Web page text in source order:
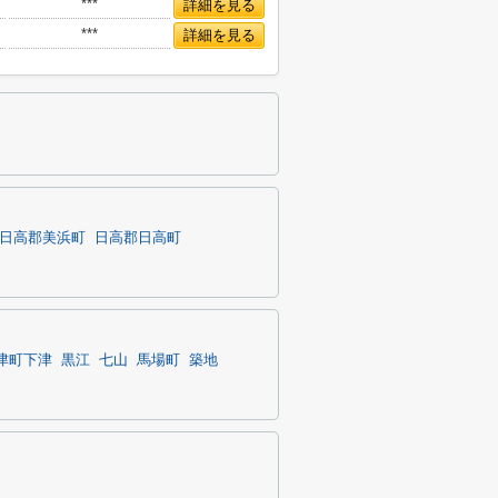
***
詳細を見る
***
詳細を見る
日高郡美浜町 日高郡日高町
町下津 黒江 七山 馬場町 築地